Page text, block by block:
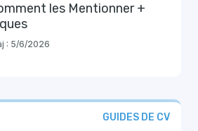
les Mentionner +
: 5/6/2026
GUIDES DE CV